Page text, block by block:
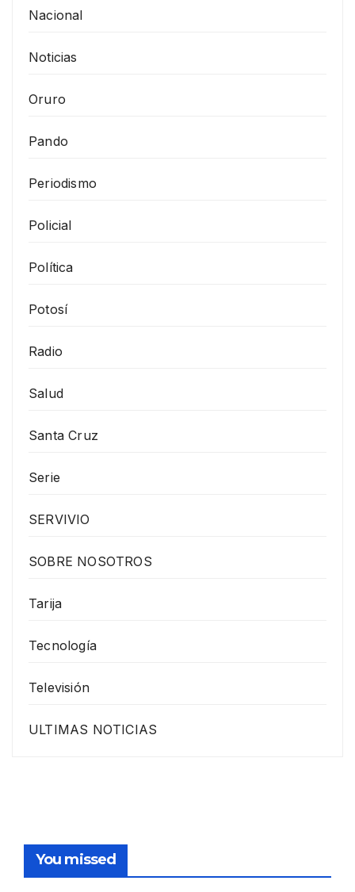
Nacional
Noticias
Oruro
Pando
Periodismo
Policial
Política
Potosí
Radio
Salud
Santa Cruz
Serie
SERVIVIO
SOBRE NOSOTROS
Tarija
Tecnología
Televisión
ULTIMAS NOTICIAS
You missed